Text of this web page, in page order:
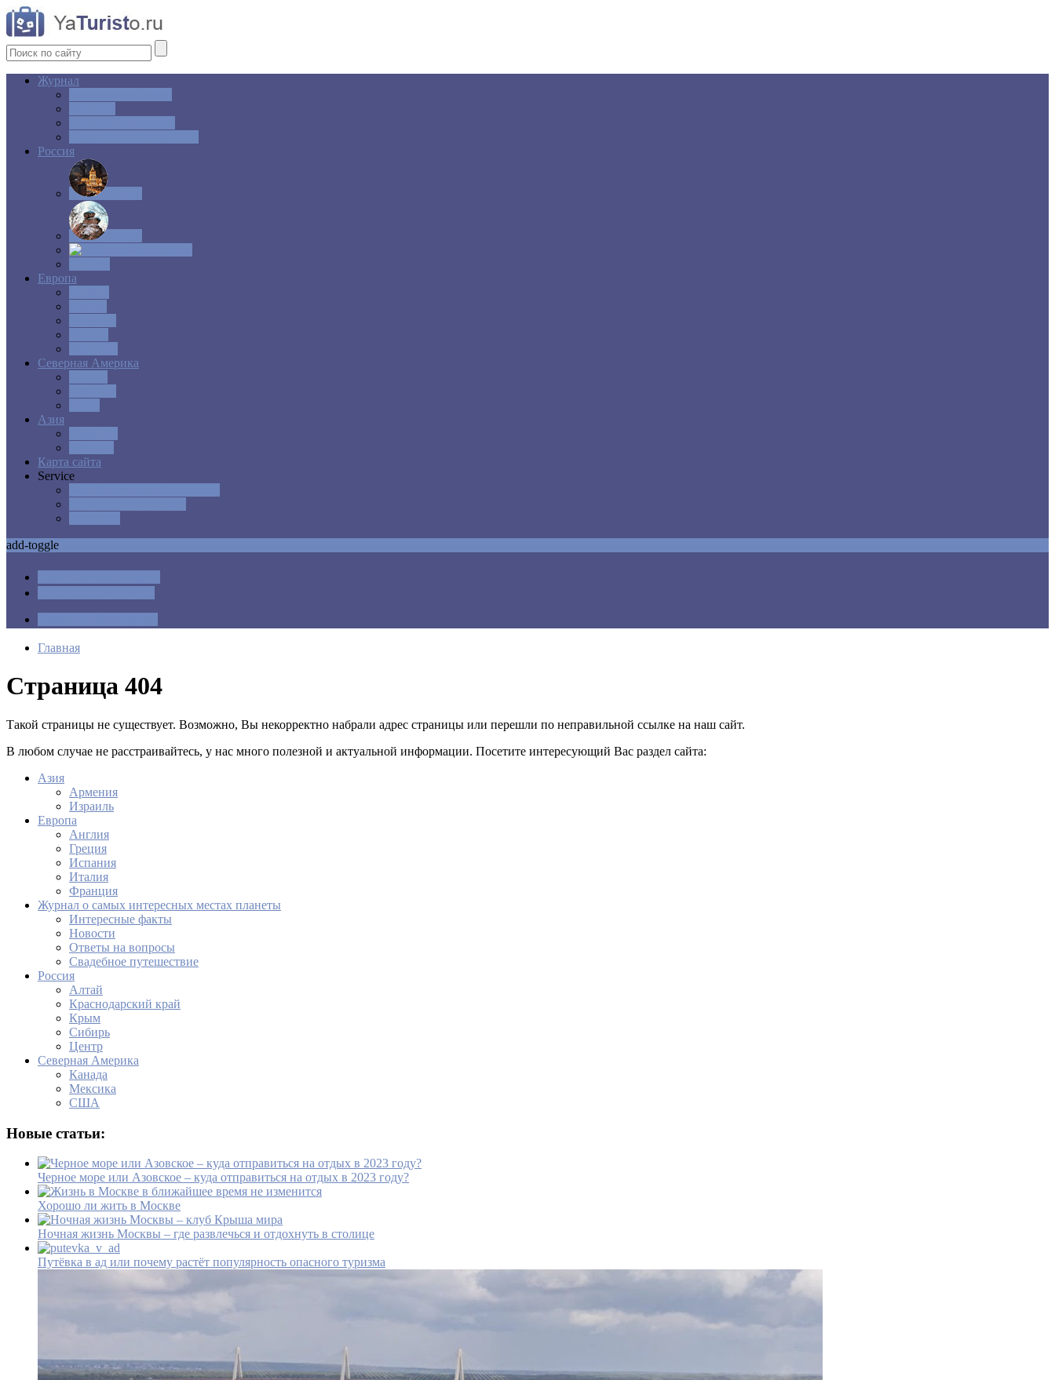
Журнал
Россия
Европа
Северная Америка
Азия
Карта сайта
Service
add-toggle
Главная
Страница 404
Такой страницы не существует. Возможно, Вы некорректно набрали адрес страницы или перешли по неправильной ссылке на наш сайт.
В любом случае не расстраивайтесь, у нас много полезной и актуальной информации. Посетите интересующий Вас раздел сайта:
Азия
Армения
Израиль
Европа
Англия
Греция
Испания
Италия
Франция
Журнал о самых интересных местах планеты
Интересные факты
Новости
Ответы на вопросы
Свадебное путешествие
Россия
Алтай
Краснодарский край
Крым
Сибирь
Центр
Северная Америка
Канада
Мексика
США
Новые статьи:
Черное море или Азовское – куда отправиться на отдых в 2023 году?
Хорошо ли жить в Москве
Ночная жизнь Москвы – где развлечься и отдохнуть в столице
Путёвка в ад или почему растёт популярность опасного туризма